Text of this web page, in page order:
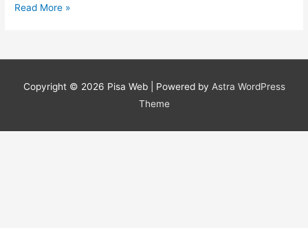
Prezzo
Milano
Read More »
Copyright © 2026 Pisa Web| Powered by Astra WordPress
Theme